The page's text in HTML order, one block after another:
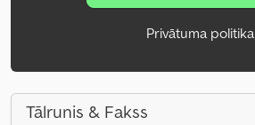
Privātuma politika
Tālrunis & Fakss